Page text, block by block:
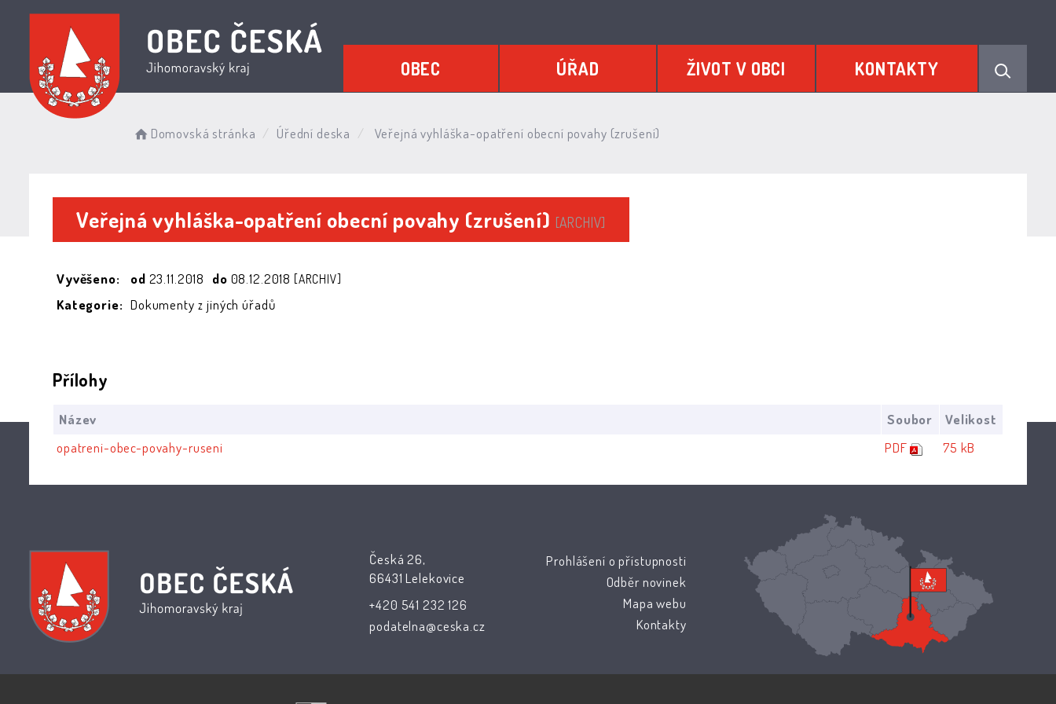
OBEC ÚŘAD ŽIVOT V OBCI KONTAKTY
Domovská stránka Úřední deska Veřejná vyhláška-opatření obecní povahy (zrušení)
Veřejná vyhláška-opatření obecní povahy (zrušení) [ARCHIV]
Vyvěšeno: od 23.11.2018 do 08.12.2018 [ARCHIV]
Kategorie: Dokumenty z jiných úřadů
Přílohy
Název Soubor
Velikost
opatreni-obec-povahy-ruseni
PDF 75 kB
Česká 26,
66431 Lelekovice
+420 541 232 126
podatelna@ceska.cz
Prohlášení o přístupnosti
Odběr novinek
Mapa webu
Kontakty